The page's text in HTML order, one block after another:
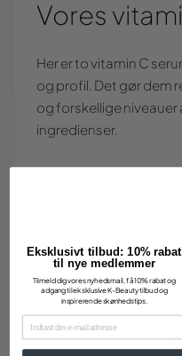
Vores
Her er to vitamin C
og profil. Det gør dem
og forskellige
ingredienser.
Eksklusivt tilbud: 10% rabat
til nye medlemmer
Tilmeld dig vores nyhedsmail, få 10% rabat og
adgang til eksklusive K-Beauty tilbud og
inspirerende skønhedstips.
EMAIL